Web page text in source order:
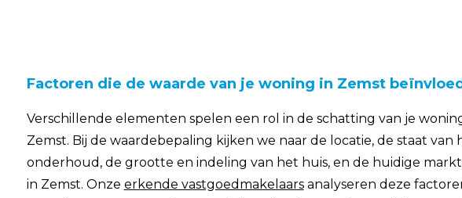
Factoren die de waarde van je woning in Zemst
Verschillende elementen spelen een rol in de schatting van je
Zemst. Bij de waardebepaling kijken we naar de locatie, de staat van
onderhoud, de grootte en indeling van het huis, en de huidige
in Zemst. Onze erkende vastgoedmakelaarsanalyseren deze